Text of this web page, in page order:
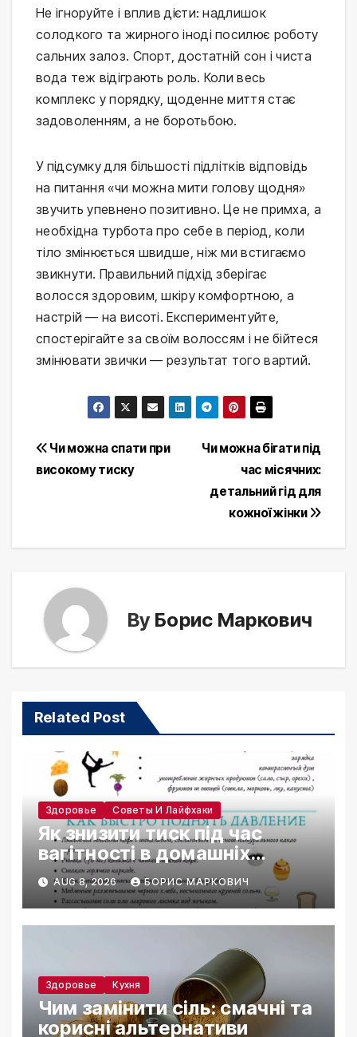
Не ігноруйте і вплив дієти: надлишок
солодкого та жирного іноді посилює роботу
сальних залоз. Спорт, достатній сон і чиста
вода теж відіграють роль. Коли весь
комплекс у порядку, щоденне миття стає
задоволенням, а не боротьбою.
У підсумку для більшості підлітків відповідь
на питання «чи можна мити голову щодня»
звучить упевнено позитивно. Це не примха, а
необхідна турбота про себе в період, коли
тіло змінюється швидше, ніж ми встигаємо
звикнути. Правильний підхід зберігає
волосся здоровим, шкіру комфортною, а
настрій — на висоті. Експериментуйте,
спостерігайте за своїм волоссям і не бійтеся
змінювати звички — результат того вартий.
Post
navigation
Чи можна бігати під
час місячних:
детальний гід для
кожної жінки
Чи можна спати при
високому тиску
By Борис Маркович
Related Post
Здоровье Советы И Лайфхаки
Як знизити тиск під час
вагітності в домашніх
умовах
AUG 8, 2026 БОРИС МАРКОВИЧ
Здоровье Кухня
Чим замінити сіль: смачні та
корисні альтернативи